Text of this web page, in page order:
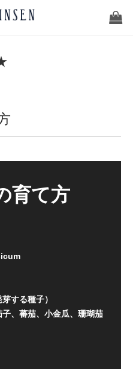
育て方
する種子）
、蕃茄、小金瓜、珊瑚茄